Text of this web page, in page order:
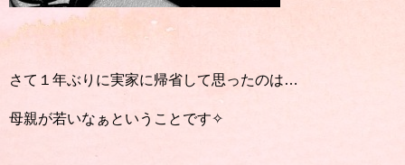
さて１年ぶりに実家に帰省して思ったのは…
母親が若いなぁということです✧